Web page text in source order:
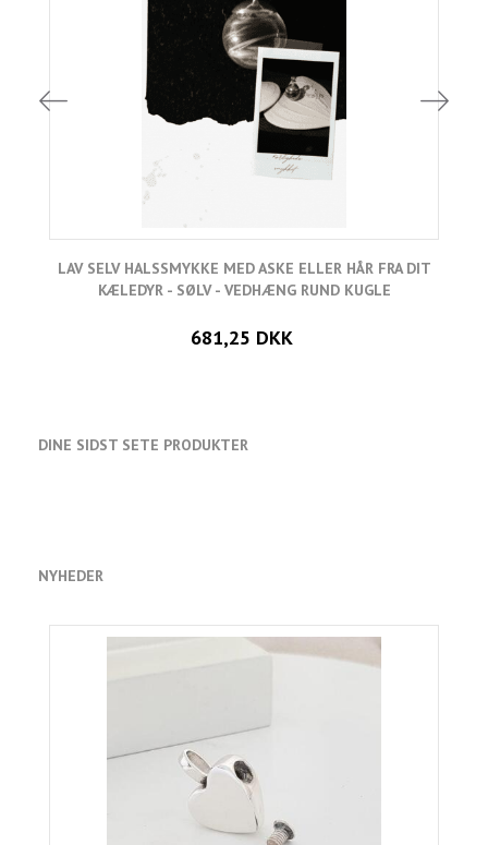
LAV SELV HALSSMYKKE MED ASKE ELLER HÅR FRA DIT
KÆLEDYR - SØLV - VEDHÆNG RUND KUGLE
681,25 DKK
DINE SIDST SETE PRODUKTER
NYHEDER